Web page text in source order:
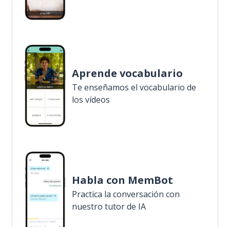
Aprende vocabulario
Te enseñamos el vocabulario de
los vídeos
Habla con MemBot
Practica la conversación con
nuestro tutor de IA